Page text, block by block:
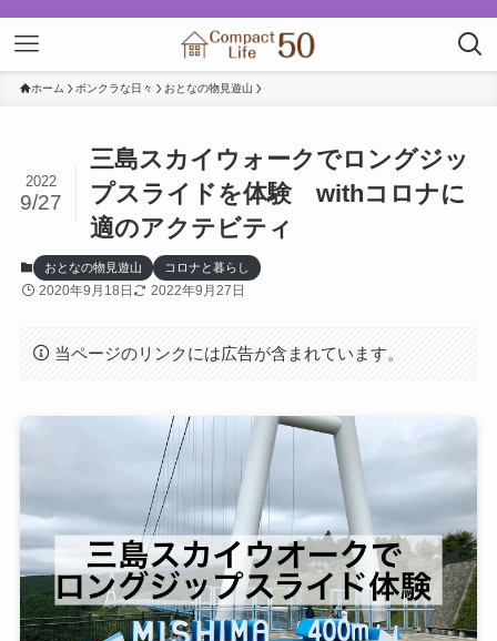
ホーム ボンクラな日々 おとなの物見遊山
三島スカイウォークでロングジッ
プスライドを体験 withコロナに
適のアクテビティ
2022
9/27
おとなの物見遊山 コロナと暮らし
2020年9月18日 2022年9月27日
当ページのリンクには広告が含まれています。